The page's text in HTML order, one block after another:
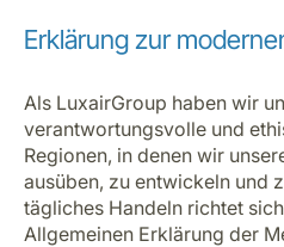
Erklärung zur
Als LuxairGroup haben wir
verantwortungsvolle und
Regionen, in denen wir
ausüben, zu entwickeln und
tägliches Handeln richtet
Allgemeinen Erklärung der